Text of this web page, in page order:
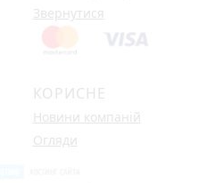
Звернутися
КОРИСНЕ
Новини компаній
Огляди